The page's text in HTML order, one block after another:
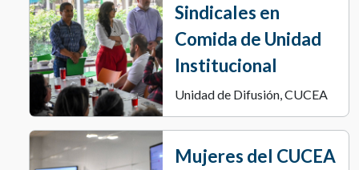
Sindicales en
Comida de Unidad
Institucional
Unidad de Difusión, CUCEA
Mujeres del CUCEA